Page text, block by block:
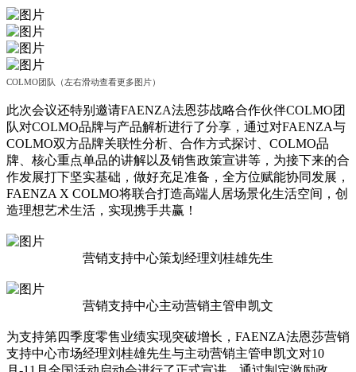
COLMO团队（左右滑动查看更多图片）
此次会议还特别邀请FAENZA法恩莎战略合作伙伴COLMO团
队对COLMO品牌与产品解析进行了分享，通过对FAENZA与
COLMO双方品牌关联性分析、合作方式探讨、COLMO品
牌、核心重点单品的讲解以及销售政策宣讲等，为接下来的合
作发展打下坚实基础，做好充足准备，全方位赋能协同发展，
FAENZA X COLMO将联合打造高端人居场景化生活空间，创
造理想艺术生活，实现携手共赢！
营销支持中心策划经理刘桂雄先生
营销支持中心主动营销主管申凯文
为支持第四季度零售业绩实现突破增长，FAENZA法恩莎营销
支持中心市场经理刘桂雄先生与主动营销主管申凯文对10